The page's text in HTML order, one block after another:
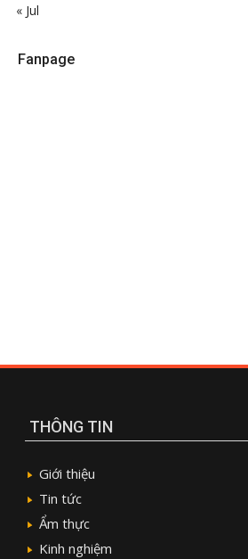
« Jul
Fanpage
THÔNG TIN
Giới thiệu
Tin tức
Ẩm thực
Kinh nghiệm